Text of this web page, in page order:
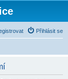
Přihlásit se